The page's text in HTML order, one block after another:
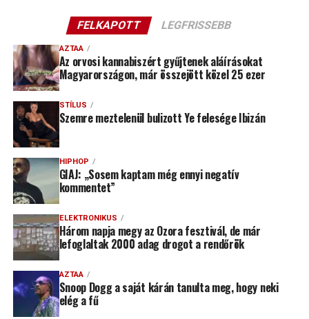
FELKAPOTT LEGFRISSEBB
AZTAA
Az orvosi kannabiszért gyűjtenek aláírásokat
Magyarországon, már összejött közel 25 ezer
STÍLUS
Szemre meztelenül bulizott Ye felesége Ibizán
HIPHOP
GIAJ: „Sosem kaptam még ennyi negatív
kommentet”
ELEKTRONIKUS
Három napja megy az Ozora fesztivál, de már
lefoglaltak 2000 adag drogot a rendőrök
AZTAA
Snoop Dogg a saját kárán tanulta meg, hogy neki
elég a fű